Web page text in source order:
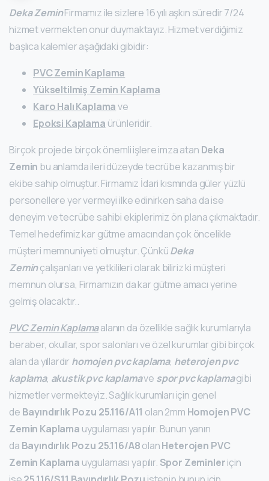
Deka ZeminFirmamız ile sizlere 16 yılı aşkın süredir 7/24
hizmet vermekten onur duymaktayız. Hizmet verdiğimiz
başlıca kalemler aşağıdaki gibidir:
PVC Zemin Kaplama
Yükseltilmiş Zemin Kaplama
Karo Halı Kaplamave
Epoksi Kaplama ürünleridir.
Birçok projede birçok önemli işlere imza atan Deka
Zemin bu anlamda ileri düzeyde tecrübe kazanmış bir
ekibe sahip olmuştur. Firmamız İdari kısmında güler yüzlü
personellere yer vermeyi ilke edinirken saha da ise
deneyim ve tecrübe sahibi ekiplerimiz ön plana çıkmaktadır.
Temel hedefimiz kar gütme amacından çok öncelikle
müşteri memnuniyeti olmuştur. ÇünküDeka
Zeminçalışanları ve yetkilileri olarak biliriz ki müşteri
memnun olursa, Firmamızın da kar gütme amacı yerine
gelmiş olacaktır..
PVC Zemin Kaplamaalanın da özellikle sağlık kurumlarıyla
beraber, okullar, spor salonları ve özel kurumlar gibi birçok
alan da yıllardır homojen pvc kaplama, heterojen pvc
kaplama, akustik pvc kaplamave spor pvc kaplamagibi
hizmetler vermekteyiz. Sağlık kurumları için genel
de Bayındırlık Pozu 25.116/A11 olan 2mm Homojen PVC
Zemin Kaplama uygulaması yapılır. Bunun yanın
da Bayındırlık Pozu 25.116/A8olanHeterojen PVC
Zemin Kaplama uygulaması yapılır. Spor Zeminleriçin